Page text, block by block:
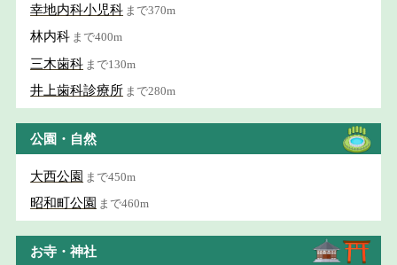
幸地内科小児科 まで370m
林内科 まで400m
三木歯科 まで130m
井上歯科診療所 まで280m
公園・自然
大西公園 まで450m
昭和町公園 まで460m
お寺・神社